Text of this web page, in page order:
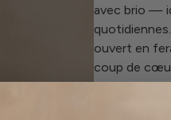
avec brio —
ouvert en
coup de